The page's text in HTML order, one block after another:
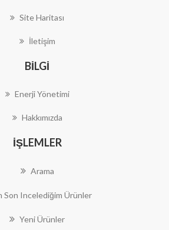
Site Haritası
İletişim
BILGI
Enerji Yönetimi
Hakkımızda
İŞLEMLER
Arama
Son Incelediğim Ürünler
Yeni Ürünler